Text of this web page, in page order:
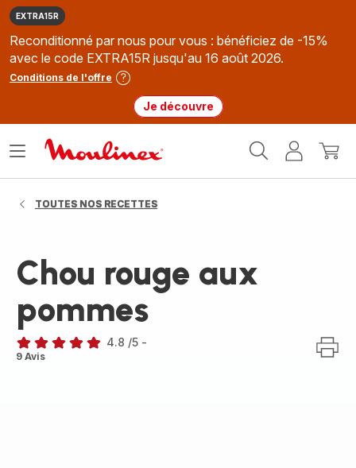
EXTRA15R
Reconditionné par nous pour vous : bénéficiez de -15%
avec le code EXTRA15R jusqu'au 16 août 2026.
Conditions de l'offre
Je découvre
MonMon
Ouvrir
TOUTES NOS RECETTES
Chou rouge aux
pommes
ratings.4.8
4.8 /5 -
9 Avis